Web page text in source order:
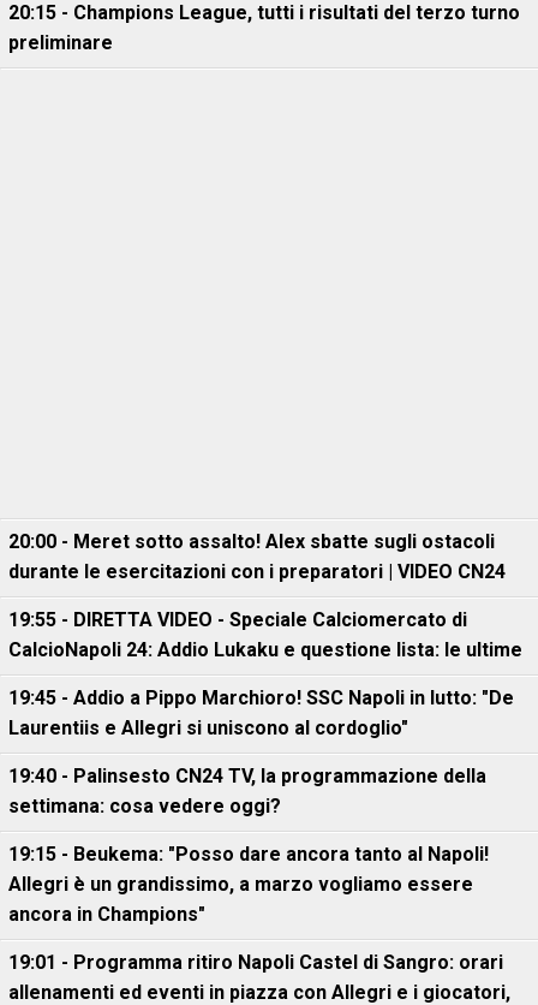
20:15 - Champions League, tutti i risultati del terzo turno
preliminare
20:00 - Meret sotto assalto! Alex sbatte sugli ostacoli
durante le esercitazioni con i preparatori | VIDEO CN24
19:55 - DIRETTA VIDEO - Speciale Calciomercato di
CalcioNapoli 24: Addio Lukaku e questione lista: le ultime
19:45 - Addio a Pippo Marchioro! SSC Napoli in lutto: "De
Laurentiis e Allegri si uniscono al cordoglio"
19:40 - Palinsesto CN24 TV, la programmazione della
settimana: cosa vedere oggi?
19:15 - Beukema: "Posso dare ancora tanto al Napoli!
Allegri è un grandissimo, a marzo vogliamo essere
ancora in Champions"
19:01 - Programma ritiro Napoli Castel di Sangro: orari
allenamenti ed eventi in piazza con Allegri e i giocatori,